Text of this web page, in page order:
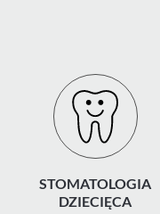
STOMATOLOGIA
DZIECIĘCA